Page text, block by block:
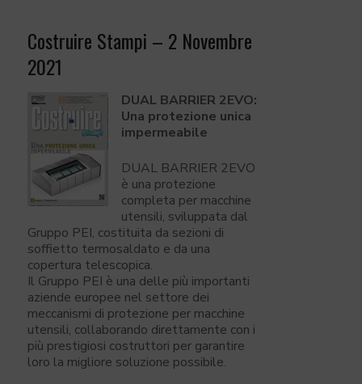
Costruire Stampi – 2 Novembre
2021
DUAL BARRIER 2EVO:
Una protezione unica
impermeabile
DUAL BARRIER 2EVO
è una protezione
completa per macchine
utensili, sviluppata dal
Gruppo PEI, costituita da sezioni di
soffietto termosaldato e da una
copertura telescopica.
Il Gruppo PEI è una delle più importanti
aziende europee nel settore dei
meccanismi di protezione per macchine
utensili, collaborando direttamente con i
più prestigiosi costruttori per garantire
loro la migliore soluzione possibile.